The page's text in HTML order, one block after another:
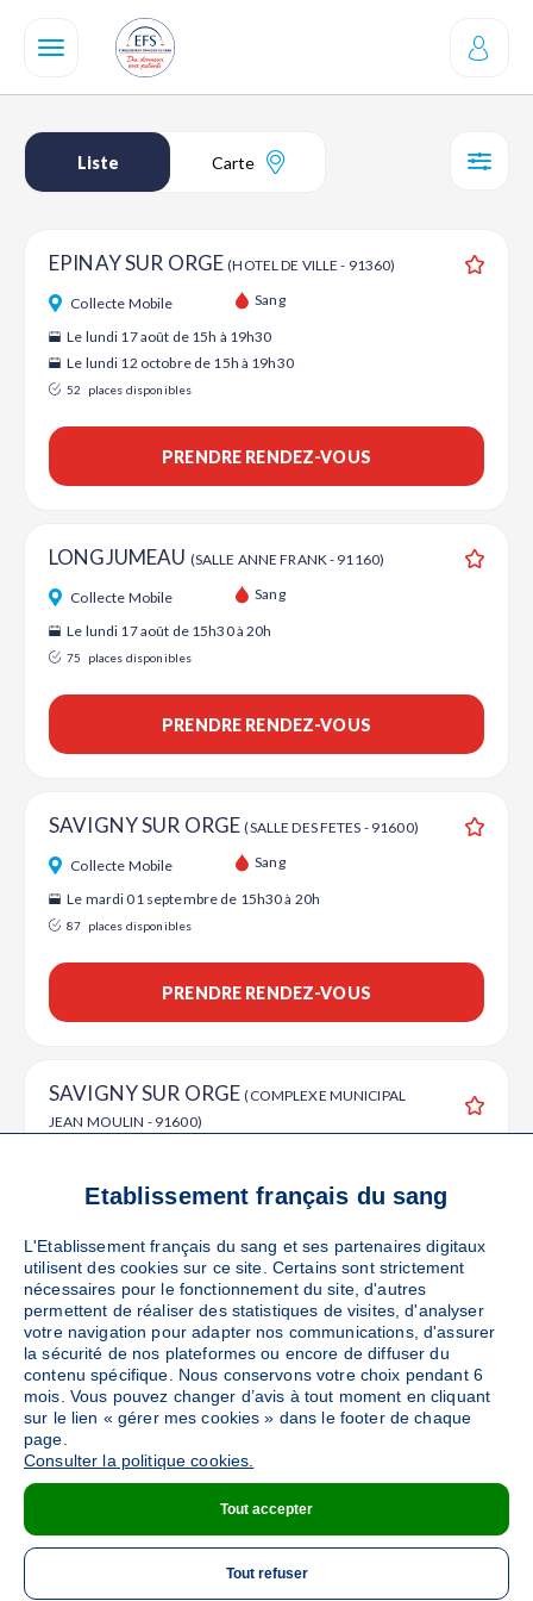
contenu
Liste Carte
EPINAY SUR ORGE(HOTEL DE VILLE - 91360)
Collecte Mobile Sang
Le lundi 17 août de 15h à 19h30
Le lundi 12 octobre de 15h à 19h30
52 places disponibles
PRENDRE RENDEZ-VOUS
LONGJUMEAU (SALLE ANNE FRANK - 91160)
Collecte Mobile Sang
Le lundi 17 août de 15h30 à 20h
75 places disponibles
PRENDRE RENDEZ-VOUS
SAVIGNY SUR ORGE(SALLE DES FETES - 91600)
Collecte Mobile Sang
Le mardi 01 septembre de 15h30 à 20h
87 places disponibles
PRENDRE RENDEZ-VOUS
SAVIGNY SUR ORGE(COMPLEXE MUNICIPAL
JEAN MOULIN - 91600)
Le mercredi 02 septembre de 15h30 à 20h
PRENDRE RENDEZ-VOUS
VILLEMOISSON(MAISON DE JUSTICE ET DU DROIT
LE TRIANON - 91360)
Le samedi 26 septembre de 10h30 à 16h
DÉTAILS DE LA COLLECTE
Etablissement français du sang
L'Etablissement français du sang et ses partenaires digitaux
utilisent des cookies sur ce site. Certains sont strictement
nécessaires pour le fonctionnement du site, d'autres
permettent de réaliser des statistiques de visites, d'analyser
votre navigation pour adapter nos communications, d'assurer
la sécurité de nos plateformes ou encore de diffuser du
contenu spécifique. Nous conservons votre choix pendant 6
mois. Vous pouvez changer d’avis à tout moment en cliquant
sur le lien « gérer mes cookies » dans le footer de chaque
page.
Consulter la politique cookies.
Tout accepter
Tout refuser